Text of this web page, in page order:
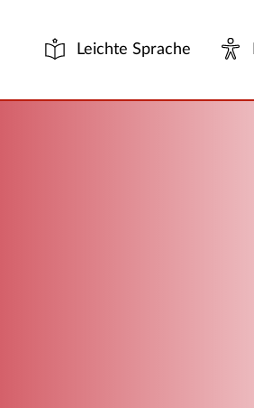
Leichte Sprache